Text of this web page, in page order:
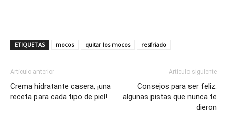
ETIQUETAS mocos quitar los mocos resfriado
Artículo anterior
Crema hidratante casera, ¡una
receta para cada tipo de piel!
Artículo siguiente
Consejos para ser feliz:
algunas pistas que nunca te
dieron